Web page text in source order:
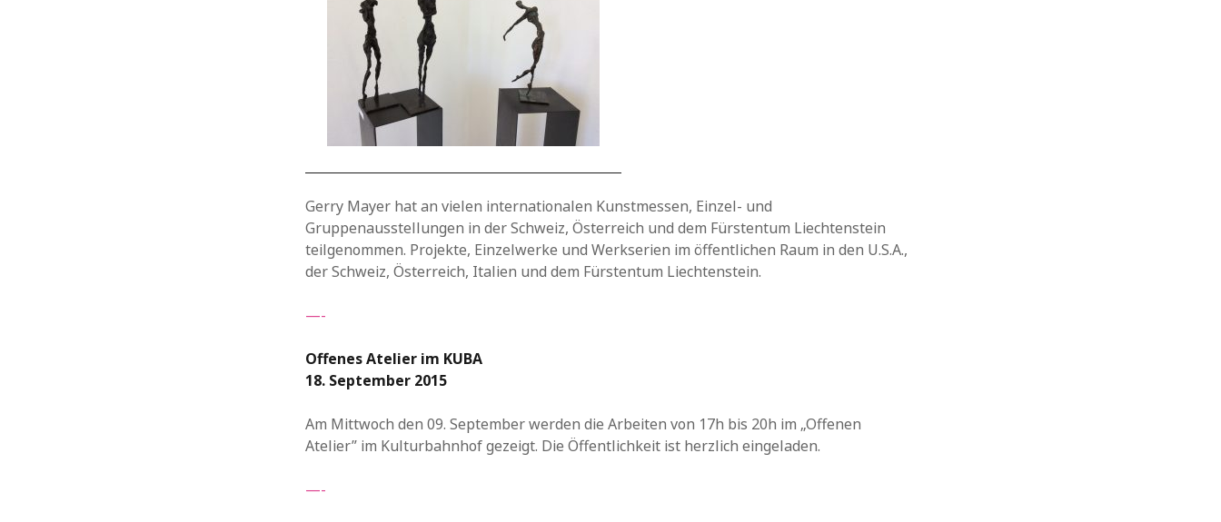
Gerry Mayer hat an vielen internationalen Kunstmessen, Einzel- und
Gruppenausstellungen in der Schweiz, Österreich und dem Fürstentum Liechtenstein
teilgenommen. Projekte, Einzelwerke und Werkserien im öffentlichen Raum in den U.S.A.,
der Schweiz, Österreich, Italien und dem Fürstentum Liechtenstein.
—-
Offenes Atelier im KUBA
18. September 2015
Am Mittwoch den 09. September werden die Arbeiten von 17h bis 20h im „Offenen
Atelier” im Kulturbahnhof gezeigt. Die Öffentlichkeit ist herzlich eingeladen.
—-